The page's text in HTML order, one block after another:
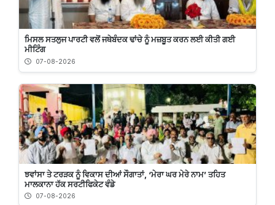
ਮਿਸਲ ਸਤਲੁਜ ਪਾਰਟੀ ਵਲੋਂ ਜਥੇਬੰਦਕ ਢਾਂਚੇ ਨੂੰ ਮਜ਼ਬੂਤ ਕਰਨ ਲਈ ਕੀਤੀ ਗਈ
ਮੀਟਿੰਗ
07-08-2026
ਝਵਾਂਸਾ ਤੇ ਟਰੜਕ ਨੂੰ ਵਿਕਾਸ ਦੀਆਂ ਸੌਗਾਤਾਂ, ‘ਮੇਰਾ ਘਰ ਮੇਰੇ ਨਾਮ’ ਤਹਿਤ
ਮਾਲਕਾਨਾ ਹੱਕ ਸਰਟੀਫਿਕੇਟ ਵੰਡੇ
07-08-2026